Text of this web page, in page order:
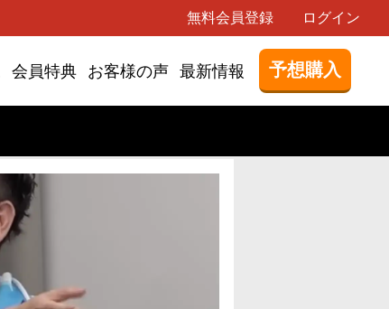
無料会員登録 ログイン
会員特典 お客様の声 最新情報 予想購入